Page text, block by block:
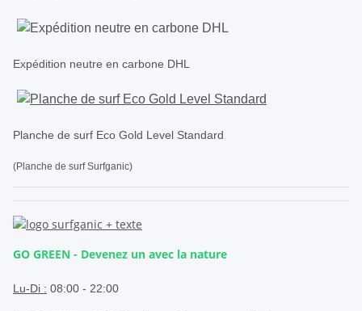
Expédition neutre en carbone DHL
Planche de surf Eco Gold Level Standard
(Planche de surf Surfganic)
GO GREEN - Devenez un avec la nature
Lu-Di : 08:00 - 22:00